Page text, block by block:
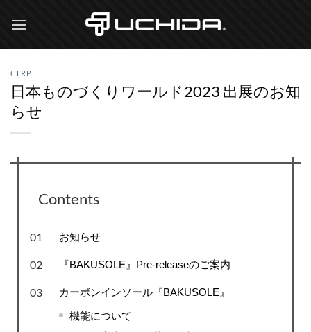
CFRP
日本ものづくりワールド2023 出展のお知
らせ
Contents
お知らせ
『BAKUSOLE』Pre-releaseのご案内
カーボンインソール『BAKUSOLE』
機能について